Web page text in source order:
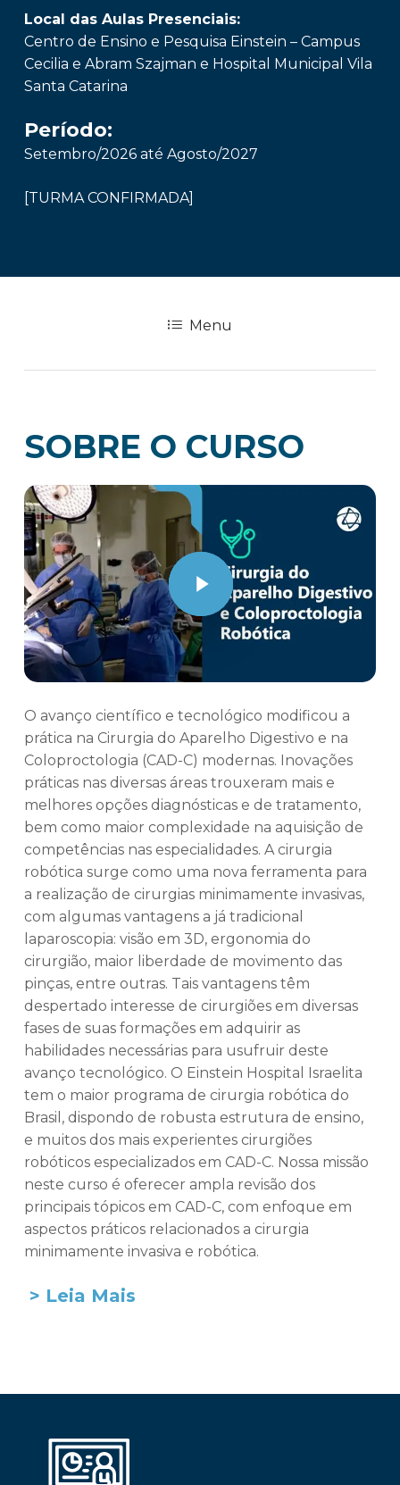
Local das Aulas Presenciais:
Centro de Ensino e Pesquisa Einstein – Campus
Cecilia e Abram Szajman e Hospital Municipal Vila
Santa Catarina
Período:
Setembro/2026 até Agosto/2027
[TURMA CONFIRMADA]
Menu
SOBRE O CURSO
Play Video
O avanço científico e tecnológico modificou a
prática na Cirurgia do Aparelho Digestivo e na
Coloproctologia (CAD-C) modernas. Inovações
práticas nas diversas áreas trouxeram mais e
melhores opções diagnósticas e de tratamento,
bem como maior complexidade na aquisição de
competências nas especialidades. A cirurgia
robótica surge como uma nova ferramenta para
a realização de cirurgias minimamente invasivas,
com algumas vantagens a já tradicional
laparoscopia: visão em 3D, ergonomia do
cirurgião, maior liberdade de movimento das
pinças, entre outras. Tais vantagens têm
despertado interesse de cirurgiões em diversas
fases de suas formações em adquirir as
habilidades necessárias para usufruir deste
avanço tecnológico. O Einstein Hospital Israelita
tem o maior programa de cirurgia robótica do
Brasil, dispondo de robusta estrutura de ensino,
e muitos dos mais experientes cirurgiões
robóticos especializados em CAD-C. Nossa missão
neste curso é oferecer ampla revisão dos
principais tópicos em CAD-C, com enfoque em
aspectos práticos relacionados a cirurgia
minimamente invasiva e robótica.
> Leia Mais